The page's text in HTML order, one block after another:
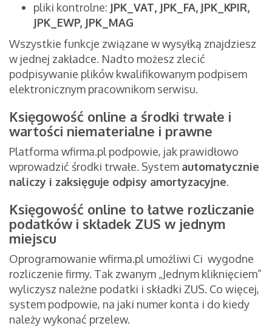
pliki kontrolne: JPK_VAT, JPK_FA, JPK_KPIR,
JPK_EWP, JPK_MAG
Wszystkie funkcje związane w wysyłką znajdziesz
w jednej zakładce. Nadto możesz zlecić
podpisywanie plików kwalifikowanym podpisem
elektronicznym pracownikom serwisu.
Księgowość online a środki trwałe i
wartości niematerialne i prawne
Platforma wfirma.pl podpowie, jak prawidłowo
wprowadzić środki trwałe. System automatycznie
naliczy i zaksięguje odpisy amortyzacyjne.
Księgowość online to łatwe rozliczanie
podatków i składek ZUS w jednym
miejscu
Oprogramowanie wfirma.pl umożliwi Ci wygodne
rozliczenie firmy. Tak zwanym „Jednym kliknięciem”
wyliczysz należne podatki i składki ZUS. Co więcej,
system podpowie, na jaki numer konta i do kiedy
należy wykonać przelew.